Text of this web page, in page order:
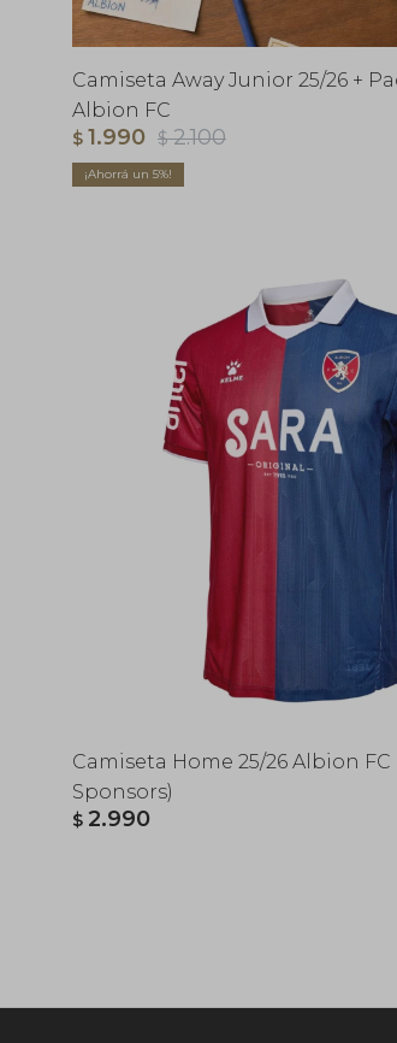
Camiseta Away Junior 25/26 +
Albion FC
$ 1.990 $ 2.100
5
Camiseta Home 25/26 Albion FC
Sponsors)
$ 2.990